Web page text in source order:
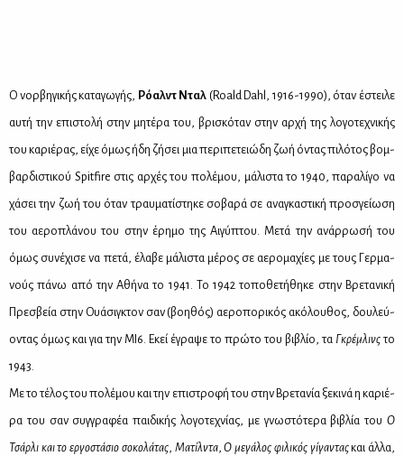
Ο νορ­βη­γι­κής κα­τα­γω­γής, Ρό­αλντ Νταλ (Roald Dahl, 1916-1990), όταν έστει­λε
αυ­τή την επι­στο­λή στην μη­τέ­ρα του, βρι­σκό­ταν στην αρ­χή της λο­γο­τε­χνι­κής
του κα­ριέ­ρας, εί­χε όμως ήδη ζή­σει μια πε­ρι­πε­τειώ­δη ζωή όντας πι­λό­τος βομ­
βαρ­δι­στι­κού Spitfire στις αρ­χές του πο­λέ­μου, μά­λι­στα το 1940, πα­ρα­λί­γο να
χά­σει την ζωή του όταν τραυ­μα­τί­στη­κε σο­βα­ρά σε ανα­γκα­στι­κή προ­σγεί­ω­ση
του αε­ρο­πλά­νου του στην έρη­μο της Αι­γύ­πτου. Με­τά την ανάρ­ρω­σή του
όμως συ­νέ­χι­σε να πε­τά, έλα­βε μά­λι­στα μέ­ρος σε αε­ρο­μα­χί­ες με τους Γερ­μα­
νούς πά­νω από την Αθή­να το 1941. Το 1942 το­πο­θε­τή­θη­κε στην Βρε­τα­νι­κή
Πρε­σβεία στην Ουά­σιγ­κτον σαν (βοη­θός) αε­ρο­πο­ρι­κός ακό­λου­θος, δου­λεύ­
ο­ντας όμως και για την ΜΙ6. Εκεί έγρα­ψε το πρώ­το του βι­βλίο, τα Γκρέμ­λινςτο
1943.
Με το τέ­λος του πο­λέ­μου και την επι­στρο­φή του στην Βρε­τα­νία ξε­κι­νά η κα­ριέ­
ρα του σαν συγ­γρα­φέα παι­δι­κής λο­γο­τε­χνί­ας, με γνω­στό­τε­ρα βι­βλία του Ο
Τσάρ­λι και το ερ­γο­στά­σιο σο­κο­λά­τας, Μα­τίλ­ντα,Ο με­γά­λος φι­λι­κός γί­γα­νταςκαι άλ­λα,